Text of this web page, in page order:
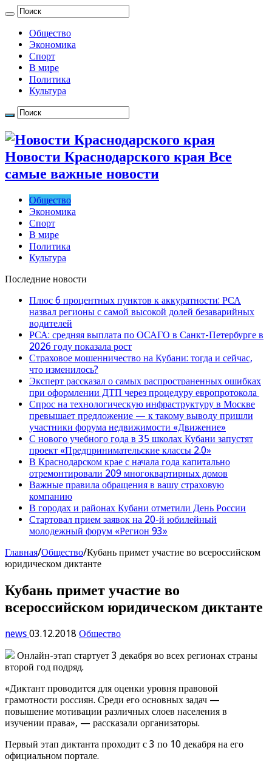
Общество
Экономика
Спорт
В мире
Политика
Культура
Новости Краснодарского края Все
самые важные новости
Общество
Экономика
Спорт
В мире
Политика
Культура
Последние новости
Плюс 6 процентных пунктов к аккуратности: РСА
назвал регионы с самой высокой долей безаварийных
водителей
РСА: средняя выплата по ОСАГО в Санкт-Петербурге в
2026 году показала рост
Страховое мошенничество на Кубани: тогда и сейчас,
что изменилось?
Эксперт рассказал о самых распространенных ошибках
при оформлении ДТП через процедуру европротокола
Спрос на технологическую инфраструктуру в Москве
превышает предложение — к такому выводу пришли
участники форума недвижимости «Движение»
С нового учебного года в 35 школах Кубани запустят
проект «Предпринимательские классы 2.0»
В Краснодарском крае с начала года капитально
отремонтировали 209 многоквартирных домов
Важные правила обращения в вашу страховую
компанию
В городах и районах Кубани отметили День России
Стартовал прием заявок на 20-й юбилейный
молодежный форум «Регион 93»
Главная/Общество/Кубань примет участие во всероссийском
юридическом диктанте
Кубань примет участие во
всероссийском юридическом диктанте
news 03.12.2018 Общество
Онлайн-этап стартует 3 декабря во всех регионах страны
второй год подряд.
«Диктант проводится для оценки уровня правовой
грамотности россиян. Среди его основных задач —
повышение мотивации различных слоев населения в
изучении права», — рассказали организаторы.
Первый этап диктанта проходит с 3 по 10 декабря на его
официальном портале.